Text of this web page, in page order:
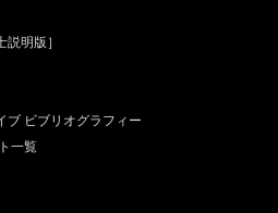
明版］
ブ ビブリオグラフィー
一覧